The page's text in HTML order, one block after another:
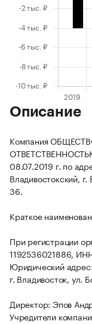
Описание
Компания
08.07.2019 г. по
Владивостокский,
36.
Краткое
При регистрации
1192536021886,
Юридический
г. Владивосток, ул.
Директор: Эпов
Учредители